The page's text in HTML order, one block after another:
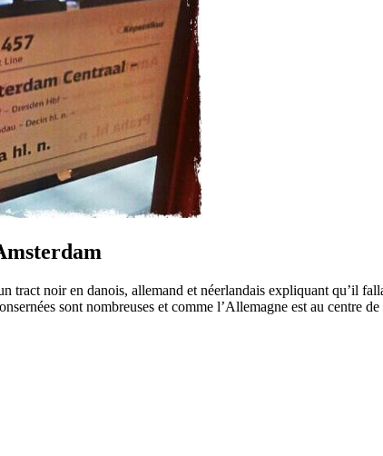
tract noir en danois, allemand et néerlandais expliquant qu’il
sont nombreuses et comme l’Allemagne est au centre